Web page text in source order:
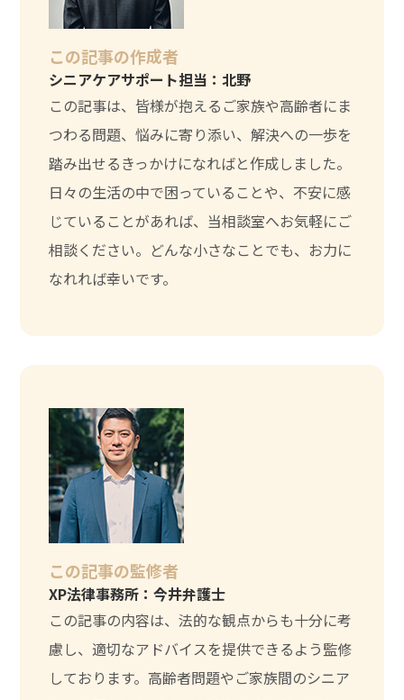
この記事の作成者
シニアケアサポート担当：北野
この記事は、皆様が抱えるご家族や高齢者にま
つわる問題、悩みに寄り添い、解決への一歩を
踏み出せるきっかけになればと作成しました。
日々の生活の中で困っていることや、不安に感
じていることがあれば、当相談室へお気軽にご
相談ください。どんな小さなことでも、お力に
なれれば幸いです。
この記事の監修者
XP法律事務所：今井弁護士
この記事の内容は、法的な観点からも十分に考
慮し、適切なアドバイスを提供できるよう監修
しております。高齢者問題やご家族間のシニア